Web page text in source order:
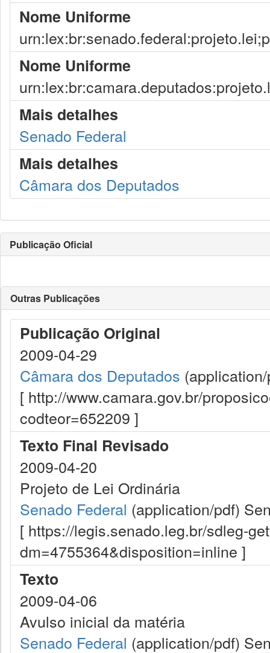
Nome Uniforme
Nome Uniforme
Mais detalhes
Senado Federal
Mais detalhes
Câmara dos Deputados
Publicação Oficial
Outras Publicações
Publicação Original
2009-04-29
Câmara dos Deputados
[ http://www.camara.gov.br/
codteor=652209 ]
Texto Final Revisado
2009-04-20
Projeto de Lei Ordinária
Senado Federal (application/pdf)
[ https://legis.senado.leg.br/sdleg-
dm=4755364&disposition=inline ]
Texto
2009-04-06
Avulso inicial da matéria
Senado Federal (application/pdf)